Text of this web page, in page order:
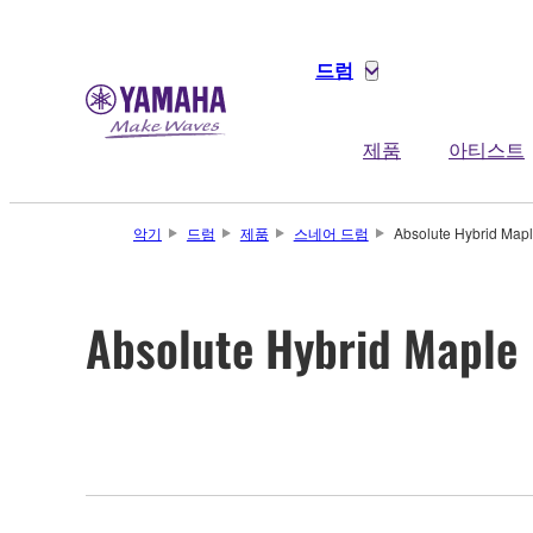
드럼
제품 아티스트
악기 드럼 제품 스네어 드럼 Absolute Hybrid
Absolute Hybrid Maple